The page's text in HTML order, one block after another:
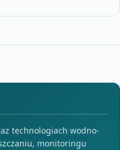
technologiach wodno-
monitoringu